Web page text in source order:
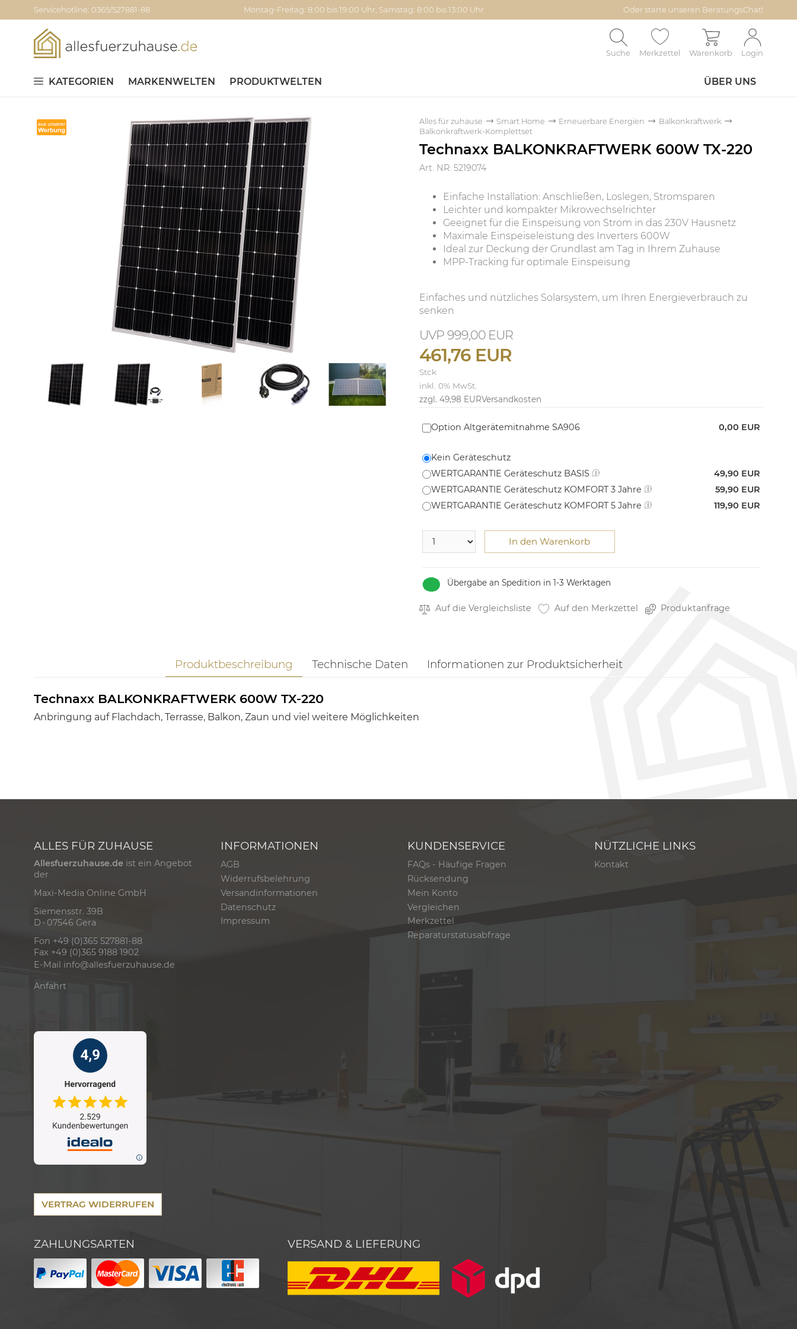
Servicehotline: 0365/527881-88 Montag-Freitag: 8:00 bis 19:00 Uhr, Samstag: 8:00 bis 13:00 Uhr Oder starte unseren BeratungsChat!
Suche Merkzettel Warenkorb Login
KATEGORIEN MARKENWELTEN PRODUKTWELTEN ÜBER UNS
Alles für zuhause Smart Home Erneuerbare Energien
Balkonkraftwerk
Balkonkraftwerk-Komplettset
Technaxx BALKONKRAFTWERK 600W TX-220
Art. NR: 5219074
Einfache Installation: Anschließen, Loslegen, Stromsparen
Leichter und kompakter Mikrowechselrichter
Geeignet für die Einspeisung von Strom in das 230V Hausnetz
Maximale Einspeiseleistung des Inverters 600W
Ideal zur Deckung der Grundlast am Tag in Ihrem Zuhause
MPP-Tracking für optimale Einspeisung
Einfaches und nützliches Solarsystem, um Ihren Energieverbrauch zu
senken
999,00 EUR
461,76 EUR
Stck
inkl. 0% MwSt.
zzgl. 49,98 EURVersandkosten
Übergabe an Spedition in 1-3 Werktagen
Option Altgerätemitnahme SA906 0,00 EUR
Kein Geräteschutz
WERTGARANTIE Geräteschutz BASIS
49,90 EUR
WERTGARANTIE Geräteschutz KOMFORT 3 Jahre
59,90 EUR
WERTGARANTIE Geräteschutz KOMFORT 5 Jahre
119,90 EUR
In den Warenkorb
Auf die Vergleichsliste Auf den Merkzettel Produktanfrage
Produktbeschreibung Technische Daten Informationen zur Produktsicherheit
Technaxx BALKONKRAFTWERK 600W TX-220
Anbringung auf Flachdach, Terrasse, Balkon, Zaun und viel weitere Möglichkeiten
ALLES FÜR ZUHAUSE
Allesfuerzuhause.de ist ein Angebot
der
Maxi-Media Online GmbH
Siemensstr. 39B
D - 07546 Gera
Fon +49 (0)365 527881-88
Fax +49 (0)365 9188 1902
E-Mail info@allesfuerzuhause.de
Anfahrt
INFORMATIONEN
AGB
Widerrufsbelehrung
Versandinformationen
Datenschutz
Impressum
KUNDENSERVICE
FAQs - Häufige Fragen
Rücksendung
Mein Konto
Vergleichen
Merkzettel
Reparaturstatusabfrage
NÜTZLICHE LINKS
Kontakt
VERTRAG WIDERRUFEN
ZAHLUNGSARTEN VERSAND & LIEFERUNG